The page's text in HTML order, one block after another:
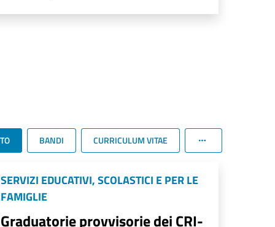
BANDI CURRICULUM VITAE
SERVIZI EDUCATIVI, SCOLASTICI E PER LE
FAMIGLIE
Graduatorie provvisorie dei CRI-